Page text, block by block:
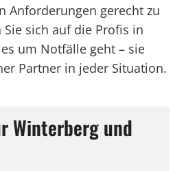
Anforderungen gerecht zu
sich auf die Profis in
um Notfälle geht – sie
Partner in jeder Situation.
Winterberg und